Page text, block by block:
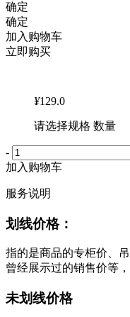
确定
确定
加入购物车
立即购买
¥129.0
请选择规格 数量
-
加入购物车
服务说明
划线价格：
指的是商品的专柜价、
曾经展示过的销售价等
未划线价格